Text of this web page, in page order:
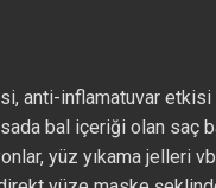
anti-inflamatuvar etkisi
bal içeriği olan saç
yüz yıkama jelleri